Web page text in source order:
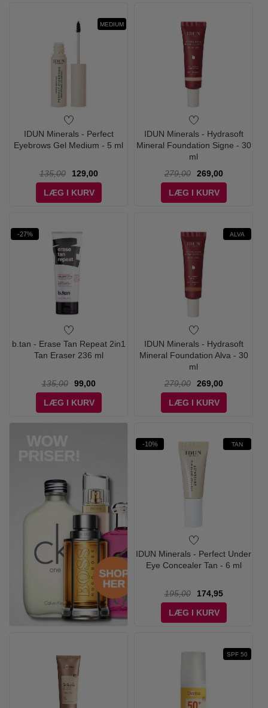
MEDIUM
IDUN Minerals - Perfect
Eyebrows Gel Medium - 5 ml
135,00
129,00
LÆG I KURV
IDUN Minerals - Hydrasoft
Mineral Foundation Signe - 30
ml
279,00
269,00
LÆG I KURV
-27%
b.tan - Erase Tan Repeat 2in1
Tan Eraser 236 ml
135,00
99,00
LÆG I KURV
ALVA
IDUN Minerals - Hydrasoft
Mineral Foundation Alva - 30
ml
279,00
269,00
LÆG I KURV
-10% TAN
IDUN Minerals - Perfect Under
Eye Concealer Tan - 6 ml
195,00
174,95
LÆG I KURV
SPF 50